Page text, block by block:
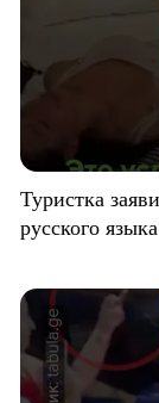
Туристка
русского языка